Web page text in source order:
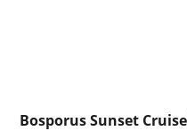
Bosporus Sunset